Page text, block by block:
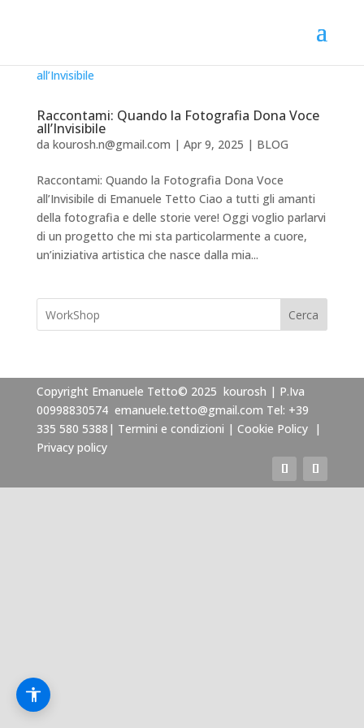
Raccontami: Quando la Fotografia Dona Voce
all’Invisibile
da kourosh.n@gmail.com | Apr 9, 2025 | BLOG
Raccontami: Quando la Fotografia Dona Voce
all’Invisibile di Emanuele Tetto Ciao a tutti gli amanti
della fotografia e delle storie vere! Oggi voglio parlarvi
di un progetto che mi sta particolarmente a cuore,
un’iniziativa artistica che nasce dalla mia...
Cerca
Copyright Emanuele Tetto© 2025 kourosh | P.Iva
00998830574 emanuele.tetto@gmail.com Tel: +39
335 580 5388 | Termini e condizioni | Cookie Policy|
Privacy policy
RIPRISTINA 🇮🇹
-A 100%
Modalità Scura
Disattiva Immagini
Evidenzia Link
Modalità Lettura